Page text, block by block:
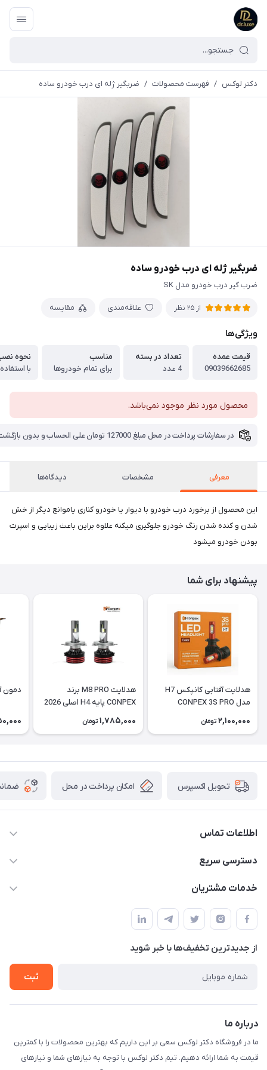
دکتر لوکس / فهرست محصولات / ضربگیر ژله ای درب خودرو ساده
ضربگیر ژله ای درب خودرو ساده
ضرب گیر درب خودرو مدل SK
از 25 نظر علاقه‌مندی مقایسه
ویژگی‌ها
قیمت عمده
09039662685
تعداد در بسته
4 عدد
مناسب
برای تمام خودروها
نحوه
با
محصول مورد نظر موجود نمی‌باشد.
در سفارشات پرداخت در محل مبلغ 127000 تومان علی الحساب و بدون بازگشت بابت هزینه ارسال دریافت میگردد
معرفی مشخصات دیدگاه‌ها
این محصول از برخورد درب خودرو با دیوار یا خودرو کناری یاموانع دیگر از خش
شدن و کنده شدن رنگ خودرو جلوگیری میکنه علاوه براین باعث زیبایی و اسپرت
بودن خودرو میشود
پیشنهاد برای شما
هدلایت آفتابی کانپکس H7
مدل CONPEX 3S PRO
2,100,000 تومان
هدلایت M8 PRO برند
CONPEX پایه H4 اصلی 2026
1,785,000 تومان
دمون
تحویل اکسپرس امکان پرداخت در محل
اطلاعات تماس
09052448002
ای پاساژ محمودی
دسترسی سریع
حساب کاربری
لیست محصولات
درباره ما
خدمات مشتریان
قوانین و مقررات
حریم خصوصی
راهنما
از جدید‌ترین تخفیف‌ها با‌ خبر شوید
ثبت
درباره ما
ما در فروشگاه دکتر لوکس سعی بر این داریم که بهترین محصولات را با کمترین
قیمت به شما ارائه دهیم. تیم دکتر لوکس با توجه به نیازهای شما و نیازهای